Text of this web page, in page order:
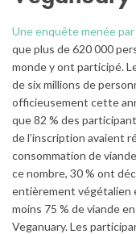
Une enquête menée
que plus de 620 000
monde y ont participé.
de six millions de
officieusement cette
que 82 % des
de l’inscription avaient
consommation de
ce nombre, 30 % ont
entièrement végétalien
moins 75 % de viande
Veganuary. Les